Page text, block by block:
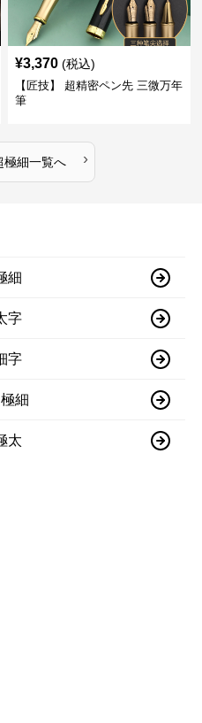
¥3,370 (税込)
【匠技】 超精密ペン先 三微万年
筆
極細一覧へ ›
細
字
字
細
太